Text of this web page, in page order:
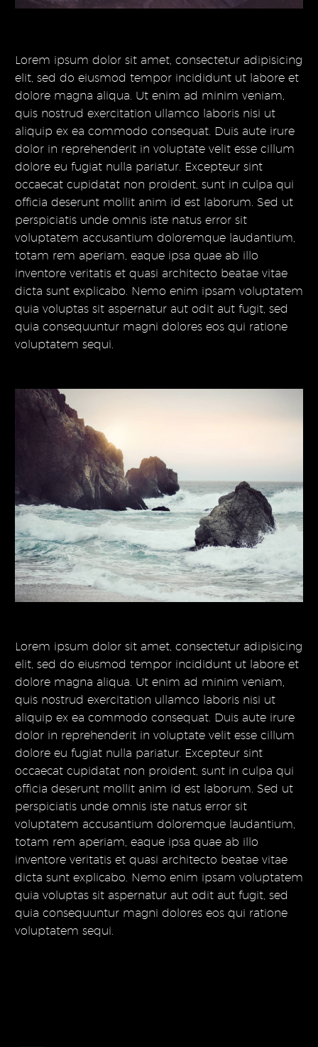
Lorem ipsum dolor sit amet, consectetur adipisicing
elit, sed do eiusmod tempor incididunt ut labore et
dolore magna aliqua. Ut enim ad minim veniam,
quis nostrud exercitation ullamco laboris nisi ut
aliquip ex ea commodo consequat. Duis aute irure
dolor in reprehenderit in voluptate velit esse cillum
dolore eu fugiat nulla pariatur. Excepteur sint
occaecat cupidatat non proident, sunt in culpa qui
officia deserunt mollit anim id est laborum. Sed ut
perspiciatis unde omnis iste natus error sit
voluptatem accusantium doloremque laudantium,
totam rem aperiam, eaque ipsa quae ab illo
inventore veritatis et quasi architecto beatae vitae
dicta sunt explicabo. Nemo enim ipsam voluptatem
quia voluptas sit aspernatur aut odit aut fugit, sed
quia consequuntur magni dolores eos qui ratione
voluptatem sequi.
Lorem ipsum dolor sit amet, consectetur adipisicing
elit, sed do eiusmod tempor incididunt ut labore et
dolore magna aliqua. Ut enim ad minim veniam,
quis nostrud exercitation ullamco laboris nisi ut
aliquip ex ea commodo consequat. Duis aute irure
dolor in reprehenderit in voluptate velit esse cillum
dolore eu fugiat nulla pariatur. Excepteur sint
occaecat cupidatat non proident, sunt in culpa qui
officia deserunt mollit anim id est laborum. Sed ut
perspiciatis unde omnis iste natus error sit
voluptatem accusantium doloremque laudantium,
totam rem aperiam, eaque ipsa quae ab illo
inventore veritatis et quasi architecto beatae vitae
dicta sunt explicabo. Nemo enim ipsam voluptatem
quia voluptas sit aspernatur aut odit aut fugit, sed
quia consequuntur magni dolores eos qui ratione
voluptatem sequi.